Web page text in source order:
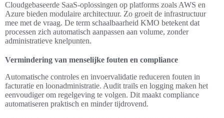
Cloudgebaseerde SaaS-oplossingen op platforms zoals AWS en
Azure bieden modulaire architectuur. Zo groeit de infrastructuur
mee met de vraag. De term schaalbaarheid KMO betekent dat
processen zich automatisch aanpassen aan volume, zonder
administratieve knelpunten.
Vermindering van menselijke fouten en compliance
Automatische controles en invoervalidatie reduceren fouten in
facturatie en loonadministratie. Audit trails en logging maken het
eenvoudiger om regelgeving te volgen. Dit maakt compliance
automatiseren praktisch en minder tijdrovend.